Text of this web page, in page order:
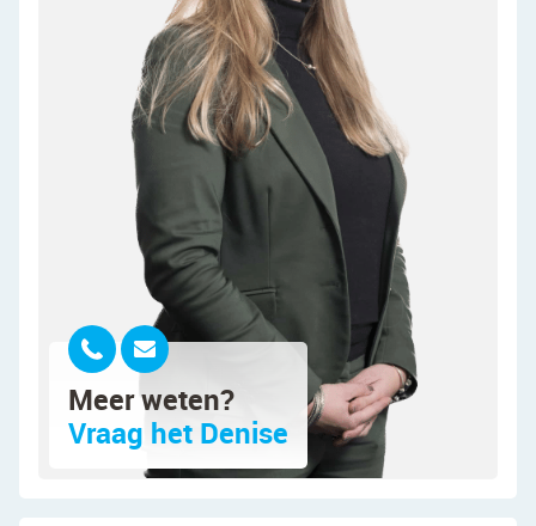
Indeling van de woning:
Begane grond:
Via de zeer ruime oprit met eigen carport bereik je
de overdekte voordeur van deze bijzondere
woning. Na binnenkomst word je verwelkomd
door een ruime entreehal met meterkast, trap
naar de eerste verdieping en toegang tot de
De royale woonkamer is afgewerkt met een
donkere tegelvloer en voorzien van een
balkenplafond. Centraal in de ruimte bevindt zich
een sfeervolle kachel. Dankzij de aanwezigheid
van grote raampartijen valt er veel natuurlijk licht
Meer weten?
Vraag het Denise